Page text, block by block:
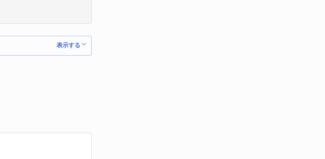
表示する